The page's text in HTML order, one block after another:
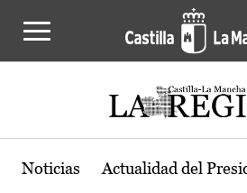
Actualidad de la
Noticias Actualidad del